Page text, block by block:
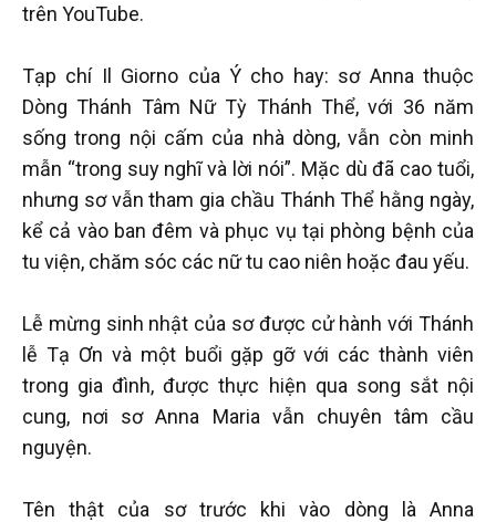
trên YouTube.
Tạp chí Il Giorno của Ý cho hay: sơ Anna thuộc
Dòng Thánh Tâm Nữ Tỳ Thánh Thể, với 36 năm
sống trong nội cấm của nhà dòng, vẫn còn minh
mẫn “trong suy nghĩ và lời nói”. Mặc dù đã cao tuổi,
nhưng sơ vẫn tham gia chầu Thánh Thể hằng ngày,
kể cả vào ban đêm và phục vụ tại phòng bệnh của
tu viện, chăm sóc các nữ tu cao niên hoặc đau yếu.
Lễ mừng sinh nhật của sơ được cử hành với Thánh
lễ Tạ Ơn và một buổi gặp gỡ với các thành viên
trong gia đình, được thực hiện qua song sắt nội
cung, nơi sơ Anna Maria vẫn chuyên tâm cầu
nguyện.
Tên thật của sơ trước khi vào dòng là Anna